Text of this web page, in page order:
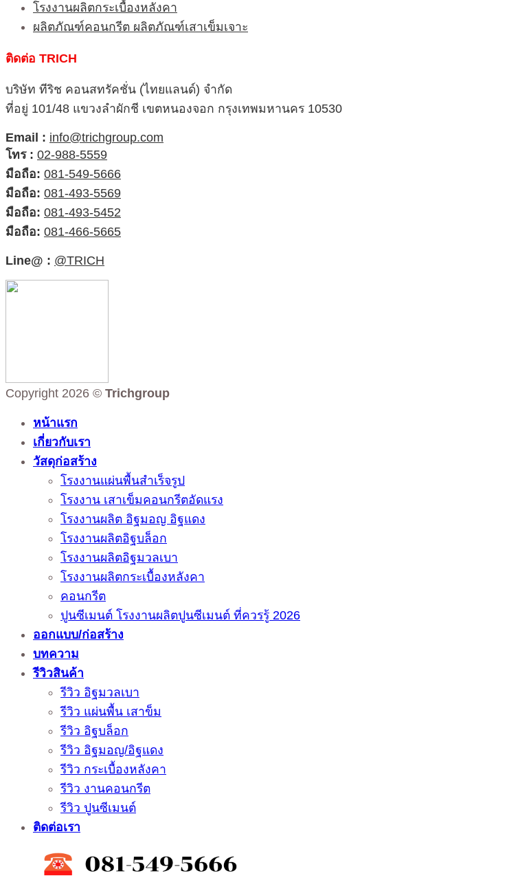
โรงงานผลิตกระเบื้องหลังคา
ผลิตภัณฑ์คอนกรีต ผลิตภัณฑ์เสาเข็มเจาะ
ติดต่อ TRICH
บริษัท ทีริช คอนสทรัคชั่น (ไทยแลนด์) จำกัด
ที่อยู่ 101/48 แขวงลำผักชี เขตหนองจอก กรุงเทพมหานคร 10530
Email : info@trichgroup.com
โทร : 02-988-5559
มือถือ: 081-549-5666
มือถือ: 081-493-5569
มือถือ: 081-493-5452
มือถือ: 081-466-5665
Line@ : @TRICH
Copyright 2026 © Trichgroup
หน้าแรก
เกี่ยวกับเรา
วัสดุก่อสร้าง
โรงงานแผ่นพื้นสำเร็จรูป
โรงงาน เสาเข็มคอนกรีตอัดแรง
โรงงานผลิต อิฐมอญ อิฐแดง
โรงงานผลิตอิฐบล็อก
โรงงานผลิตอิฐมวลเบา
โรงงานผลิตกระเบื้องหลังคา
คอนกรีต
ปูนซีเมนต์ โรงงานผลิตปูนซีเมนต์ ที่ควรรู้ 2026
ออกแบบ/ก่อสร้าง
บทความ
รีวิวสินค้า
รีวิว อิฐมวลเบา
รีวิว แผ่นพื้น เสาข็ม
รีวิว อิฐบล็อก
รีวิว อิฐมอญ/อิฐแดง
รีวิว กระเบื้องหลังคา
รีวิว งานคอนกรีต
รีวิว ปูนซีเมนต์
ติดต่อเรา